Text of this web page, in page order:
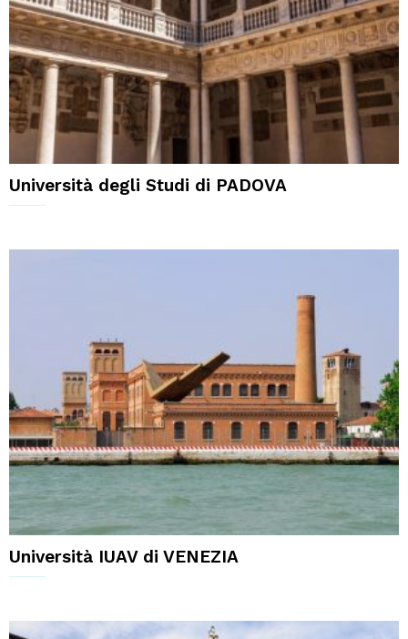
Università degli Studi di PADOVA
Università IUAV di VENEZIA